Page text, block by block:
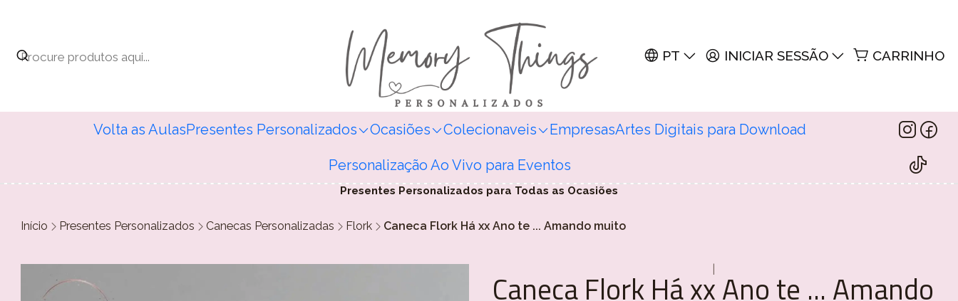
PT INICIAR SESSÃO CARRINHO
Volta as AulasPresentes Personalizados Ocasiões Colecionaveis EmpresasArtes Digitais para Download
Personalização Ao Vivo para Eventos
Presentes Personalizados para Todas as Ocasiões
Início Presentes Personalizados Canecas Personalizadas Flork Caneca Flork Há xx Ano te ... Amando muito
Caneca Flork Há xx Ano te ... Amando